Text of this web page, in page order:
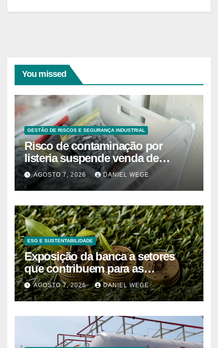
You missed
GESTÃO DE RISCOS E SEGURANÇA INDUSTRIAL
Risco de contaminação por
listeria suspende venda de
mirtilos em fábricas da América
do Norte – Mix Vale
AGOSTO 7, 2026 DANIEL WEGE
ESG E SUSTENTABILIDADE
Exposição da banca a setores
que contribuem para as
alterações climáticas mantém-se
nos 62%
AGOSTO 7, 2026 DANIEL WEGE